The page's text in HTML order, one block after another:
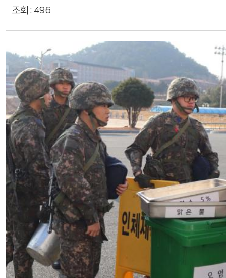
조회 : 496